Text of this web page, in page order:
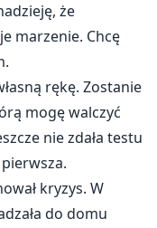
że
marzenie. Chcę
rękę. Zostanie
mogę walczyć
nie zdała testu
kryzys. W
do domu